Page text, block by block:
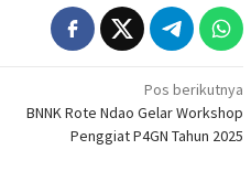
Pos berikutnya
BNNK Rote Ndao Gelar Workshop
Penggiat P4GN Tahun 2025